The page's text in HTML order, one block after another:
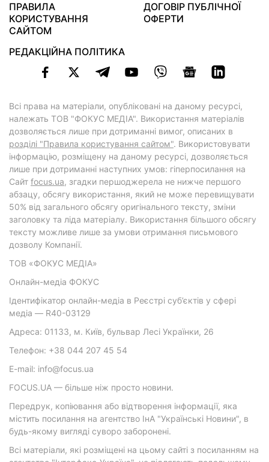
ПРАВИЛА
КОРИСТУВАННЯ
САЙТОМ
ДОГОВІР ПУБЛІЧНОЇ
ОФЕРТИ
РЕДАКЦІЙНА ПОЛІТИКА
Всі права на матеріали, опубліковані на даному ресурсі,
належать ТОВ "ФОКУС МЕДІА". Використання матеріалів
дозволяється лише при дотриманні вимог, описаних в
розділі "Правила користування сайтом". Використовувати
інформацію, розміщену на даному ресурсі, дозволяється
лише при дотриманні наступних умов: гіперпосилання на
Cайт focus.ua, згадки першоджерела не нижче першого
абзацу, обсягу використання, який не може перевищувати
50% від загального обсягу оригінального тексту, зміни
заголовку та ліда матеріалу. Використання більшого обсягу
тексту можливе лише за умови отримання письмового
дозволу Компанії.
ТОВ «ФОКУС МЕДІА»
Онлайн-медіа ФОКУС
Ідентифікатор онлайн-медіа в Реєстрі суб’єктів у сфері
медіа — R40-03129
Адреса: 01133, м. Київ, бульвар Лесі Українки, 26
Телефон: +38 044 207 45 54
E-mail: info@focus.ua
FOCUS.UA — більше ніж просто новини.
Передрук, копіювання або відтворення інформації, яка
містить посилання на агентство ІнА "Українські Новини", в
будь-якому вигляді суворо заборонені.
Всі матеріали, які розміщені на цьому сайті з посиланням на